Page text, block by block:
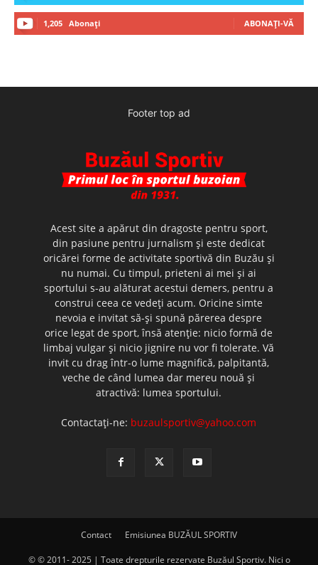
1,205 Abonați ABONAȚI-VĂ
Footer top ad
Acest site a apărut din dragoste pentru sport,
din pasiune pentru jurnalism şi este dedicat
oricărei forme de activitate sportivă din Buzău şi
nu numai. Cu timpul, prieteni ai mei şi ai
sportului s-au alăturat acestui demers, pentru a
construi ceea ce vedeţi acum. Oricine simte
nevoia e invitat să-şi spună părerea despre
orice legat de sport, însă atenţie: nicio formă de
limbaj vulgar şi nicio jignire nu vor fi tolerate. Vă
invit cu drag într-o lume magnifică, palpitantă,
veche de când lumea dar mereu nouă şi
atractivă: lumea sportului.
Contactați-ne: buzaulsportiv@yahoo.com
Contact Emisiunea BUZĂUL SPORTIV
© © 2011- 2025 | Toate drepturile rezervate Buzăul Sportiv. Nici o